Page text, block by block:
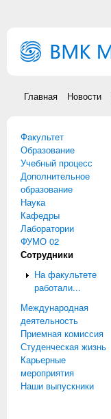
Главная Новости
Факультет
Образование
Учебный процесс
Дополнительное
образование
Наука
Кафедры
Лаборатории
ФУМО 02
Сотрудники
На факультете
работали...
Международная
деятельность
Приемная комиссия
Студенческая жизнь
Карьерные
мероприятия
Наши выпускники